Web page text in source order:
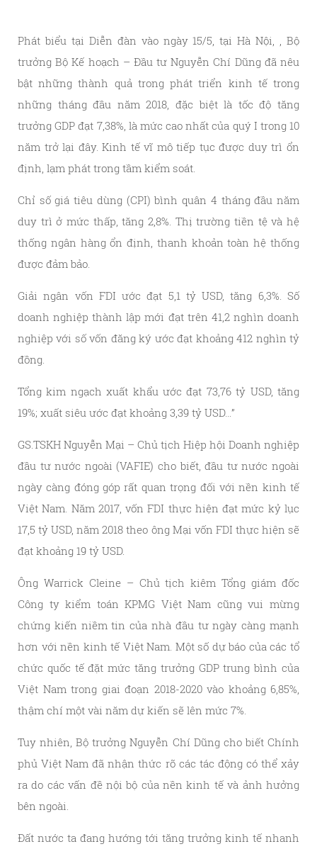
Phát biểu tại Diễn đàn vào ngày 15/5, tại Hà Nội, , Bộ
trưởng Bộ Kế hoạch – Đầu tư Nguyễn Chí Dũng đã nêu
bật những thành quả trong phát triển kinh tế trong
những tháng đầu năm 2018, đặc biệt là tốc độ tăng
trưởng GDP đạt 7,38%, là mức cao nhất của quý I trong 10
năm trở lại đây. Kinh tế vĩ mô tiếp tục được duy trì ổn
định, lạm phát trong tầm kiểm soát.
Chỉ số giá tiêu dùng (CPI) bình quân 4 tháng đầu năm
duy trì ở mức thấp, tăng 2,8%. Thị trường tiền tệ và hệ
thống ngân hàng ổn định, thanh khoản toàn hệ thống
được đảm bảo.
Giải ngân vốn FDI ước đạt 5,1 tỷ USD, tăng 6,3%. Số
doanh nghiệp thành lập mới đạt trên 41,2 nghìn doanh
nghiệp với số vốn đăng ký ước đạt khoảng 412 nghìn tỷ
đồng.
Tổng kim ngạch xuất khẩu ước đạt 73,76 tỷ USD, tăng
19%; xuất siêu ước đạt khoảng 3,39 tỷ USD…”
GS.TSKH Nguyễn Mại – Chủ tịch Hiệp hội Doanh nghiệp
đầu tư nước ngoài (VAFIE) cho biết, đầu tư nước ngoài
ngày càng đóng góp rất quan trọng đối với nền kinh tế
Việt Nam. Năm 2017, vốn FDI thực hiện đạt mức kỷ lục
17,5 tỷ USD, năm 2018 theo ông Mại vốn FDI thực hiện sẽ
đạt khoảng 19 tỷ USD.
Ông Warrick Cleine – Chủ tịch kiêm Tổng giám đốc
Công ty kiểm toán KPMG Việt Nam cũng vui mừng
chứng kiến niềm tin của nhà đầu tư ngày càng mạnh
hơn với nền kinh tế Việt Nam. Một số dự báo của các tổ
chức quốc tế đặt mức tăng trưởng GDP trung bình của
Việt Nam trong giai đoạn 2018-2020 vào khoảng 6,85%,
thậm chí một vài năm dự kiến sẽ lên mức 7%.
Tuy nhiên, Bộ trưởng Nguyễn Chí Dũng cho biết Chính
phủ Việt Nam đã nhận thức rõ các tác động có thể xảy
ra do các vấn đề nội bộ của nền kinh tế và ảnh hưởng
bên ngoài.
Đất nước ta đang hướng tới tăng trưởng kinh tế nhanh